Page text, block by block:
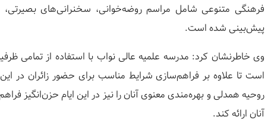
فرهنگی متنوعی شامل مراسم روضه‌خوانی، سخنرانی‌های بصیرتی،
پیش‌بینی شده است.
وی خاطرنشان کرد: مدرسه علمیه عالی نواب با استفاده از تمامی
است تا علاوه بر فراهم‌سازی شرایط مناسب برای حضور زائران در
روحیه همدلی و بهره‌مندی معنوی آنان را نیز در این ایام حزن‌انگیز
آنان ارائه کند.